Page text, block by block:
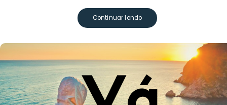
Continuar lendo